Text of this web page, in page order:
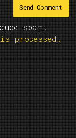
spam.
processed.